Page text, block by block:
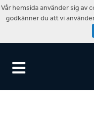
Vår hemsida använder sig av
godkänner du att vi